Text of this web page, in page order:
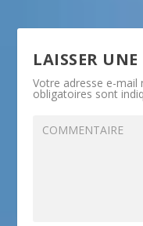
LAISSER UNE
Votre adresse e-mail
obligatoires sont